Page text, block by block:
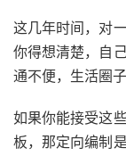
这几年时间，对
你得想清楚，自
通不便，生活圈
如果你能接受这
板，那定向编制